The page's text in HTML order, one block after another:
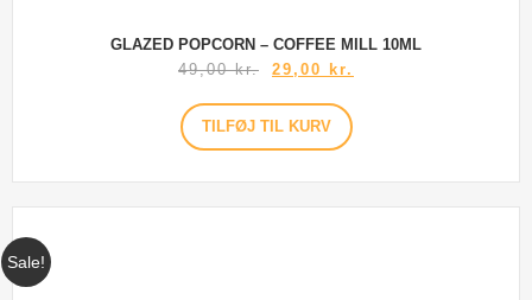
GLAZED POPCORN – COFFEE MILL 10ML
49,00kr. 29,00 kr.
TILFØJ TIL KURV
Sale!